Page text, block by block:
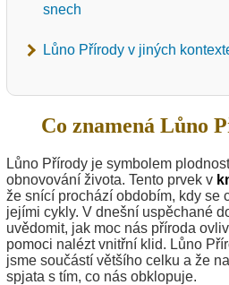
snech
Lůno Přírody v jiných
Co znamená Lůno
Lůno Přírody je symbolem
obnovování života. Tento prvek v
že snící prochází obdobím, kdy se
jejími cykly. V dnešní uspěchané
uvědomit, jak moc nás příroda
pomoci nalézt vnitřní klid. Lůno
jsme součástí většího celku a že
spjata s tím, co nás obklopuje.